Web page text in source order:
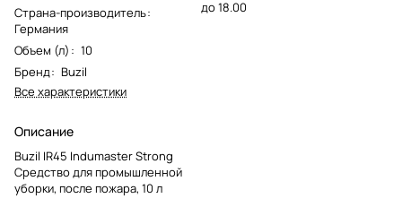
Страна-производитель:
Германия
Объем (л) : 10
Бренд: Buzil
Все характеристики
Описание
Buzil IR45 Indumaster Strong
Средство для промышленной
уборки, после пожара, 10 л
до 18.00